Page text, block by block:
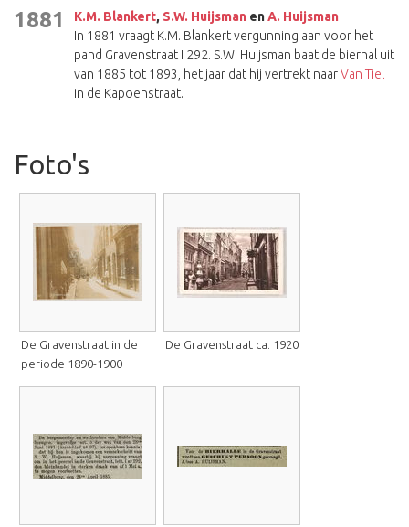
1881 K.M. Blankert, S.W. Huijsman enA. Huijsman
In 1881 vraagt K.M. Blankert vergunning aan voor het
pand Gravenstraat I 292. S.W. Huijsman baat de bierhal uit
van 1885 tot 1893, het jaar dat hij vertrekt naarVan Tiel
in de Kapoenstraat.
Foto's
De Gravenstraat in de
periode 1890-1900
De Gravenstraat ca. 1920